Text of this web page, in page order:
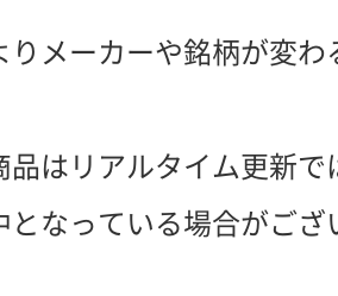
りメーカーや銘柄が変
品はリアルタイム更新
となっている場合がご